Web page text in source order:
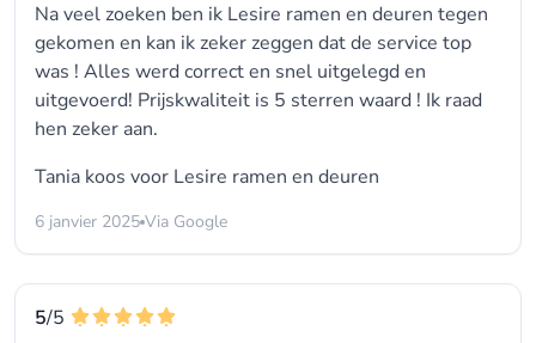
Na veel zoeken ben ik Lesire ramen en deuren tegen
gekomen en kan ik zeker zeggen dat de service top
was ! Alles werd correct en snel uitgelegd en
uitgevoerd! Prijskwaliteit is 5 sterren waard ! Ik raad
hen zeker aan.
Tania koos voor Lesire ramen en deuren
6 janvier 2025 Via Google
5/5